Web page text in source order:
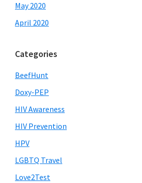
May 2020
April 2020
Categories
BeefHunt
Doxy-PEP
HIV Awareness
HIV Prevention
HPV
LGBTQ Travel
Love2Test